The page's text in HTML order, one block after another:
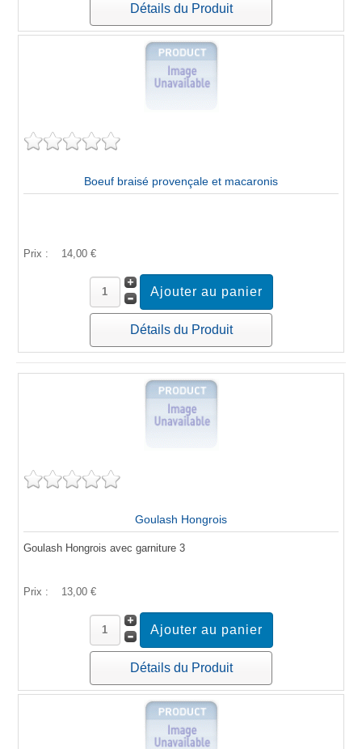
Détails du Produit
Boeuf braisé provençale et macaronis
Prix : 14,00 €
Détails du Produit
Goulash Hongrois
Goulash Hongrois avec garniture 3
Prix : 13,00 €
Détails du Produit